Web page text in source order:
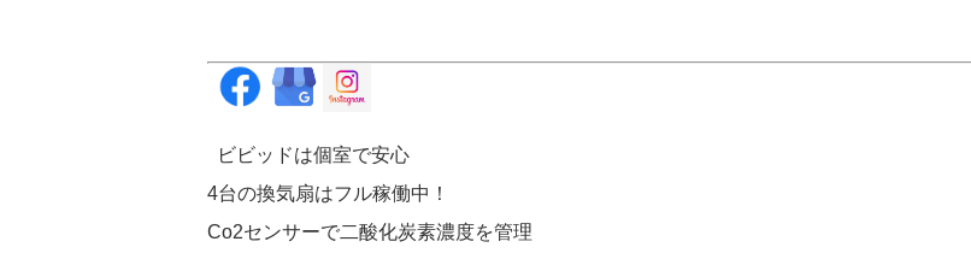
ビビッドは個室で安心
4台の換気扇はフル稼働中！
Co2センサーで二酸化炭素濃度を管理